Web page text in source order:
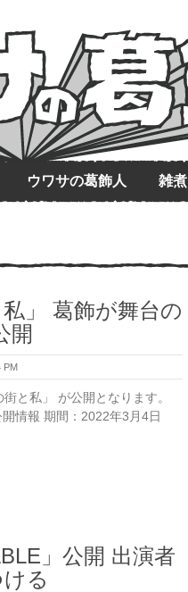
ウワサの葛飾人 雑煮
」 葛飾が舞台の
開
PM
と私」 が公開となります。
間：2022年3月4日
」公開 出演者
る